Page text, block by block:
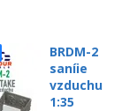
BRDM-2
saníie
vzduchu
1:35